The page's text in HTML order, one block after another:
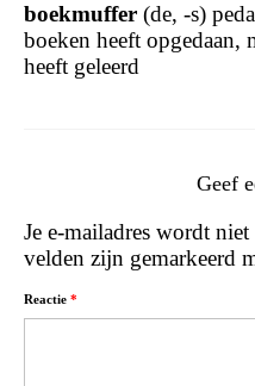
boekmuffer (de, -s)
boeken heeft opgedaan,
heeft geleerd
Geef
Je e-mailadres wordt
velden zijn gemarkeerd
Reactie *